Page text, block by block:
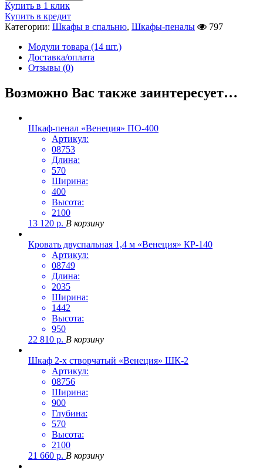
Купить в 1 клик
Купить в кредит
Категории: Шкафы в спальню, Шкафы-пеналы
797
Модули товара (14 шт.)
Доставка/оплата
Отзывы (0)
Возможно Вас также заинтересует…
Шкаф-пенал «Венеция» ПО-400
Артикул:
08753
Длина:
570
Ширина:
400
Высота:
2100
13 120 р. В корзину
Кровать двуспальная 1,4 м «Венеция» КР-140
Артикул:
08749
Длина:
2035
Ширина:
1442
Высота:
950
22 810 р. В корзину
Шкаф 2-х створчатый «Венеция» ШК-2
Артикул:
08756
Ширина:
900
Глубина:
570
Высота:
2100
21 660 р. В корзину